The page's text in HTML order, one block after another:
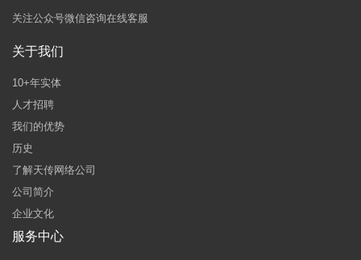
关注公众号微信咨询在线客服
关于我们
10+年实体
人才招聘
我们的优势
历史
了解天传网络公司
公司简介
企业文化
服务中心